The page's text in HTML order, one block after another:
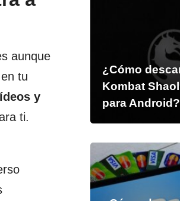
aunque
tu
y
ti.
¿Cómo
Kombat
para Android?